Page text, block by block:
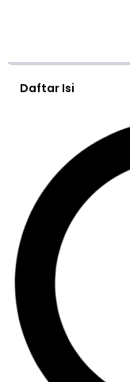
Daftar Isi